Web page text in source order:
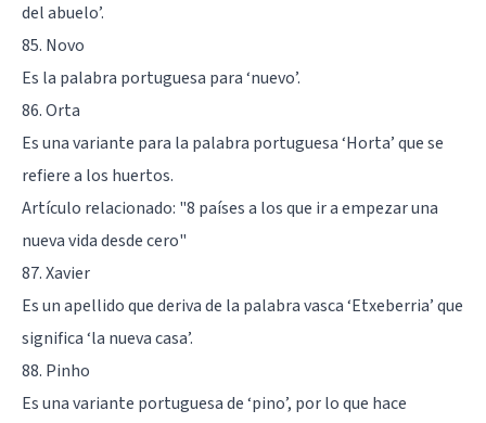
del abuelo’.
85. Novo
Es la palabra portuguesa para ‘nuevo’.
86. Orta
Es una variante para la palabra portuguesa ‘Horta’ que se
refiere a los huertos.
Artículo relacionado: "8 países a los que ir a empezar una
nueva vida desde cero"
87. Xavier
Es un apellido que deriva de la palabra vasca ‘Etxeberria’ que
significa ‘la nueva casa’.
88. Pinho
Es una variante portuguesa de ‘pino’, por lo que hace